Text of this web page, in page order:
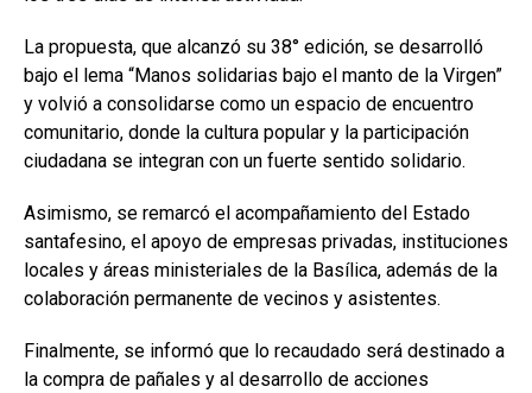
La propuesta, que alcanzó su 38° edición, se desarrolló
bajo el lema “Manos solidarias bajo el manto de la Virgen”
y volvió a consolidarse como un espacio de encuentro
comunitario, donde la cultura popular y la participación
ciudadana se integran con un fuerte sentido solidario.
Asimismo, se remarcó el acompañamiento del Estado
santafesino, el apoyo de empresas privadas, instituciones
locales y áreas ministeriales de la Basílica, además de la
colaboración permanente de vecinos y asistentes.
Finalmente, se informó que lo recaudado será destinado a
la compra de pañales y al desarrollo de acciones